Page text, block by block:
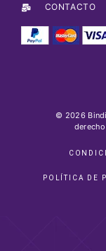
CONTACTO
© 2026
POLÍTICA DE